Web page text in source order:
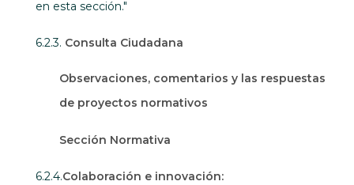
en esta sección."
6.2.3. Consulta Ciudadana
Observaciones, comentarios y las respuestas
de proyectos normativos
Sección Normativa
6.2.4.Colaboración e innovación: